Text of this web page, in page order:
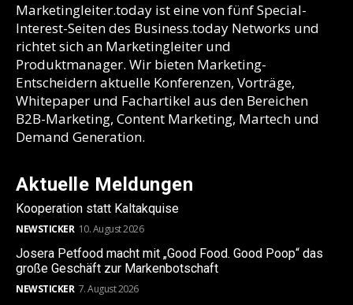
Marketingleiter.today ist eine von fünf Special-
Interest-Seiten des Business.today Networks und
richtet sich an Marketingleiter und
Produktmanager. Wir bieten Marketing-
Entscheidern aktuelle Konferenzen, Vorträge,
Whitepaper und Fachartikel aus den Bereichen
B2B-Marketing, Content Marketing, Martech und
Demand Generation.
Aktuelle Meldungen
Kooperation statt Kaltakquise
NEWSTICKER 10. August 2026
Josera Petfood macht mit „Good Food. Good Poop“ das
große Geschäft zur Markenbotschaft
NEWSTICKER 7. August 2026